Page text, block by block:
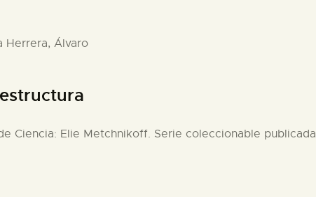
Herrera, Álvaro
Ciencia: Elie Metchnikoff. Serie coleccionable